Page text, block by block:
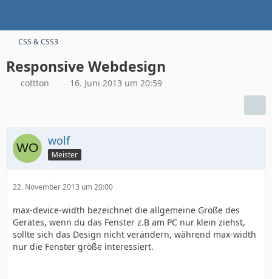
CSS & CSS3
Responsive Webdesign
cottton 16. Juni 2013 um 20:59
wolf
Meister
22. November 2013 um 20:00
max-device-width bezeichnet die allgemeine Größe des
Gerätes, wenn du das Fenster z.B am PC nur klein ziehst,
sollte sich das Design nicht verändern, während max-width
nur die Fenster größe interessiert.